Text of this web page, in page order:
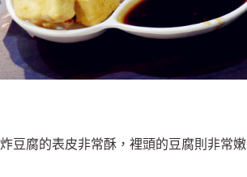
炸豆腐的表皮非常酥，裡頭的豆腐則非常嫩